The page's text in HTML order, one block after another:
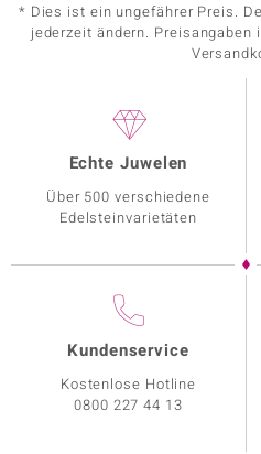
* Dies ist ein ungefährer Preis.
jederzeit ändern. Preisangaben
Echte Juwelen
Über 500 verschiedene
Edelsteinvarietäten
Kundenservice
Kostenlose Hotline
0800 227 44 13